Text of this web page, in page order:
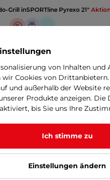
Grill inSPORTline Pyrexo 21"
589,90 €
Produktinformation
na dřevěné uhlí
80 x 70 x 64 cm
53,5 x 72,7 cm
von Inhalten und
wir Cookies von
und außerhalb der Website
Produkte anzeigen. Die
bis Sie uns Ihre
Ich stimme zu
Einstellungen ändern